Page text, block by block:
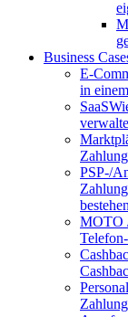
Business
E-
in
SaaS
PSP-/
MOTO